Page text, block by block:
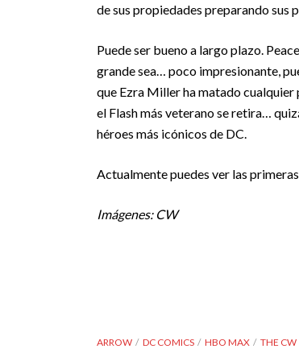
de sus propiedades preparando sus
Puede ser bueno a largo plazo.
grande sea… poco impresionante,
que Ezra Miller ha matado
el Flash más veterano se retira…
héroes más icónicos de DC.
Actualmente puedes ver las
Imágenes: CW
ARROW DC COMICS HBO MAX THE CW